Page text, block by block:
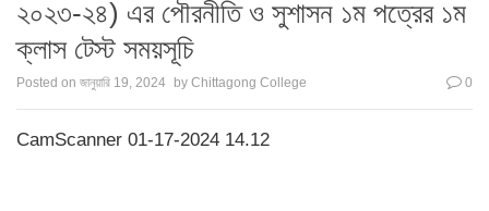
২০২৩-২৪) এর পৌরনীতি ও সুশাসন ১ম পত্রের ১ম
ক্লাস টেস্ট সময়সূচি
Posted on জানুয়ারি 19, 2024 by Chittagong College 0
CamScanner 01-17-2024 14.12